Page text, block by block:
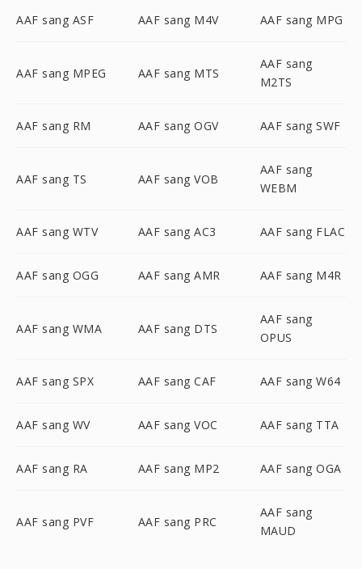
AAF sang ASF AAF sang M4V AAF sang MPG
AAF sang MPEG AAF sang MTS
AAF sang
M2TS
AAF sang RM AAF sang OGV AAF sang SWF
AAF sang TS AAF sang VOB
AAF sang
WEBM
AAF sang WTV AAF sang AC3 AAF sang FLAC
AAF sang OGG AAF sang AMR AAF sang M4R
AAF sang WMA AAF sang DTS
AAF sang
OPUS
AAF sang SPX AAF sang CAF AAF sang W64
AAF sang WV AAF sang VOC AAF sang TTA
AAF sang RA AAF sang MP2 AAF sang OGA
AAF sang PVF AAF sang PRC
AAF sang
MAUD